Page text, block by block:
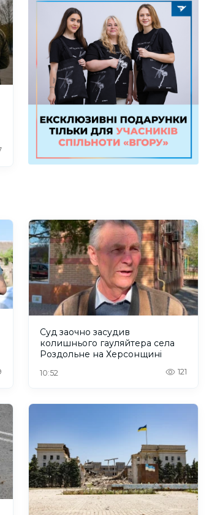
Суд заочно засудив
колишнього гауляйтера села
Роздольне на Херсонщині
10:52 121